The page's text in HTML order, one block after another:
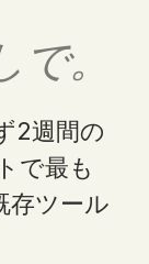
する。
2週間の
で最も
存ツール